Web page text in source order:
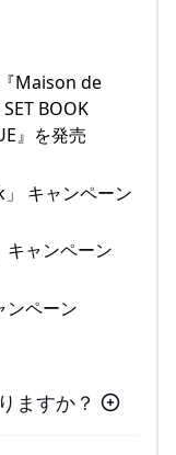
Maison de
BOOK
』を発売
キャンペーン
キャンペーン
ンペーン
ますか？